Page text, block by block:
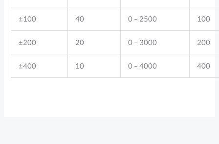
±100 40 0 – 2500 100
±200 20 0 – 3000 200
±400 10 0 – 4000 400